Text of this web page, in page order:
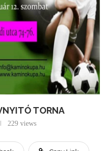
TORNA
229 views